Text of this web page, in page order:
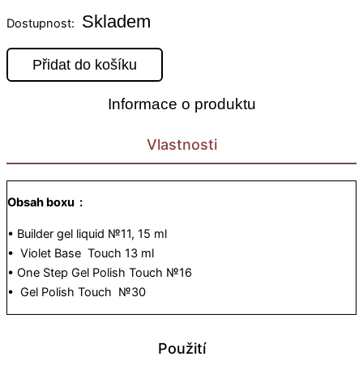
Dostupnost: Skladem
Přidat do košíku
Informace o produktu
Vlastnosti
Použití
Obsah boxu :
• Builder gel liquid №11, 15 ml
• Violet Base Touch 13 ml
• One Step Gel Polish Touch №16
• Gel Polish Touch №30